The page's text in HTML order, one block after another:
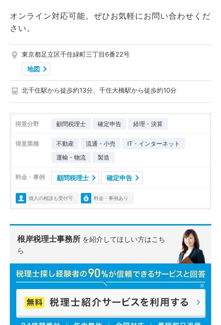
オンライン対応可能。ぜひお気軽にお問い合わせくだ
さい。
東京都足立区千住緑町三丁目6番22号
地図
北千住駅から徒歩約13分、千住大橋駅から徒歩約10分
得意分野 顧問税理士 確定申告 経理・決算
得意業種 不動産 流通・小売
IT・インターネット
運輸・物流
製造
料金・事例 顧問税理士 確定申告
個人の相談も受付可 料金・事例あり
根岸税理士事務所 を紹介してほしい方はこち
ら